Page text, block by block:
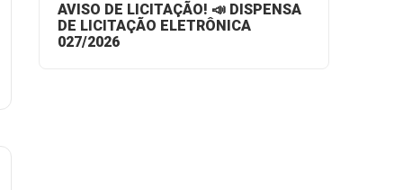
AVISO DE LICITAÇÃO! 📣 DISPENSA
DE LICITAÇÃO ELETRÔNICA
027/2026